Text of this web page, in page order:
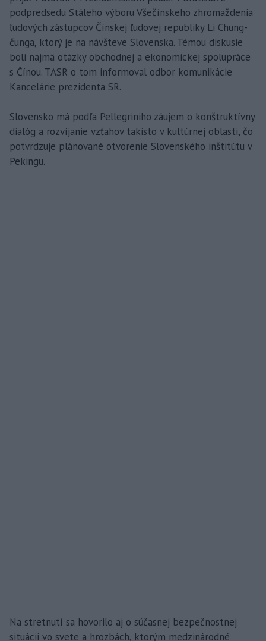
podpredsedu Stáleho výboru Všečínskeho zhromaždenia
ľudových zástupcov Čínskej ľudovej republiky Li Chung-
čunga, ktorý je na návšteve Slovenska. Témou diskusie
boli najmä otázky obchodnej a ekonomickej spolupráce
s Čínou. TASR o tom informoval odbor komunikácie
Kancelárie prezidenta SR.
Slovensko má podľa Pellegriniho záujem o konštruktívny
dialóg a rozvíjanie vzťahov takisto v kultúrnej oblasti, čo
potvrdzuje plánované otvorenie Slovenského inštitútu v
Pekingu.
Na stretnutí sa hovorilo aj o súčasnej bezpečnostnej
situácii vo svete a hrozbách, ktorým medzinárodné